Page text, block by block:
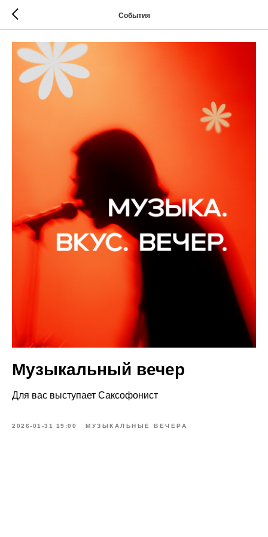
События
Музыкальный вечер
Для вас выступает Саксофонист
2026-01-31 19:00 МУЗЫКАЛЬНЫЕ ВЕЧЕРА